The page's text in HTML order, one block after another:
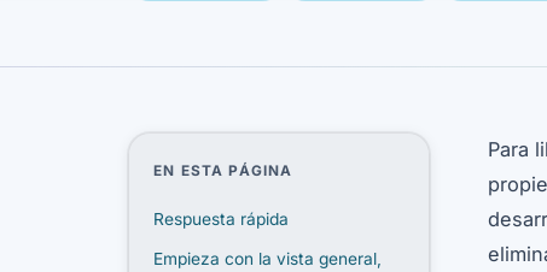
EN ESTA PÁGINA
Respuesta rápida
Empieza con la vista general,
Para